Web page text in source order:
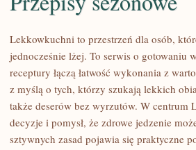
PRZEPISY
SEZONOWE
Lekkowkuchni to przestrzeń dla osób,
jednocześnie lżej. To serwis o gotowaniu
receptury łączą łatwość wykonania z
z myślą o tych, którzy szukają lekkich
także deserów bez wyrzutów. W centrum
decyzje i pomysł, że zdrowe jedzenie
sztywnych zasad pojawia się praktyczne